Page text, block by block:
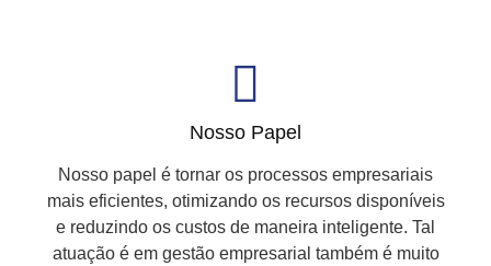
Nosso Papel
Nosso papel é tornar os processos empresariais
mais eficientes, otimizando os recursos disponíveis
e reduzindo os custos de maneira inteligente. Tal
atuação é em gestão empresarial também é muito